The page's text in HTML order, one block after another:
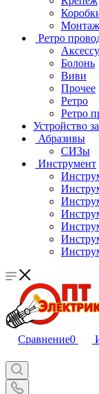
Ретро
Болонь
Виви
Прочее
Ретро
Ретро
Устройство
Абразивы
СИЗы
Инструмент
Сравнение0